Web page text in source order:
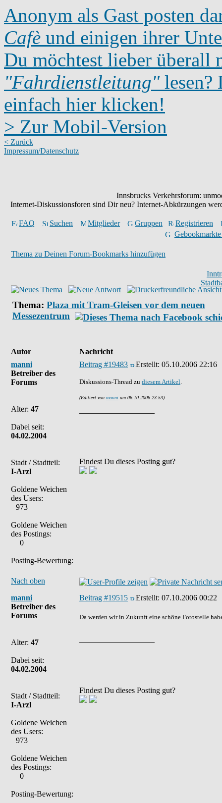
Anonym als Gast posten
Cafè und einigen ihrer
Du möchtest lieber überall
"Fahrdienstleitung"lesen?
einfach hier klicken!
> Zur Mobil-Version
< Zurück
Impressum/Datenschutz
Innsbrucks Verkehrsforum:
Internet-Diskussionsforen sind Dir neu? Internet-Abkürzungen
FAQ Suchen Mitglieder Gruppen
Registrieren
Thema zu Deinen Forum-Bookmarks hinzufügen
Thema: Plaza mit Tram-Gleisen vor dem neuen
Messezentrum
Autor
Nachricht
manni
Betreiber des
Forums
Alter: 47
Dabei seit:
04.02.2004
Stadt / Stadtteil:
I-Arzl
Goldene Weichen
des Users:
973
Goldene Weichen
des Postings:
0
Posting-Bewertung:
Beitrag #19483 Erstellt: 05.10.2006 22:16
Diskussions-Thread zu diesem Artikel.
(Editiert von manni am 06.10.2006 23:53)
Findest Du dieses Posting gut?
Nach oben
manni
Betreiber des
Forums
Alter: 47
Dabei seit:
04.02.2004
Stadt / Stadtteil:
I-Arzl
Goldene Weichen
des Users:
973
Goldene Weichen
des Postings:
0
Posting-Bewertung:
Beitrag #19515 Erstellt: 07.10.2006 00:22
Da werden wir in Zukunft eine schöne Fotostelle
Findest Du dieses Posting gut?